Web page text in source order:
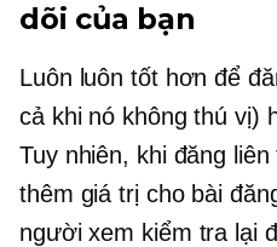
dõi của bạn
Luôn luôn tốt hơn để
cả khi nó không thú vị)
Tuy nhiên, khi đăng
thêm giá trị cho bài
người xem kiểm tra lại